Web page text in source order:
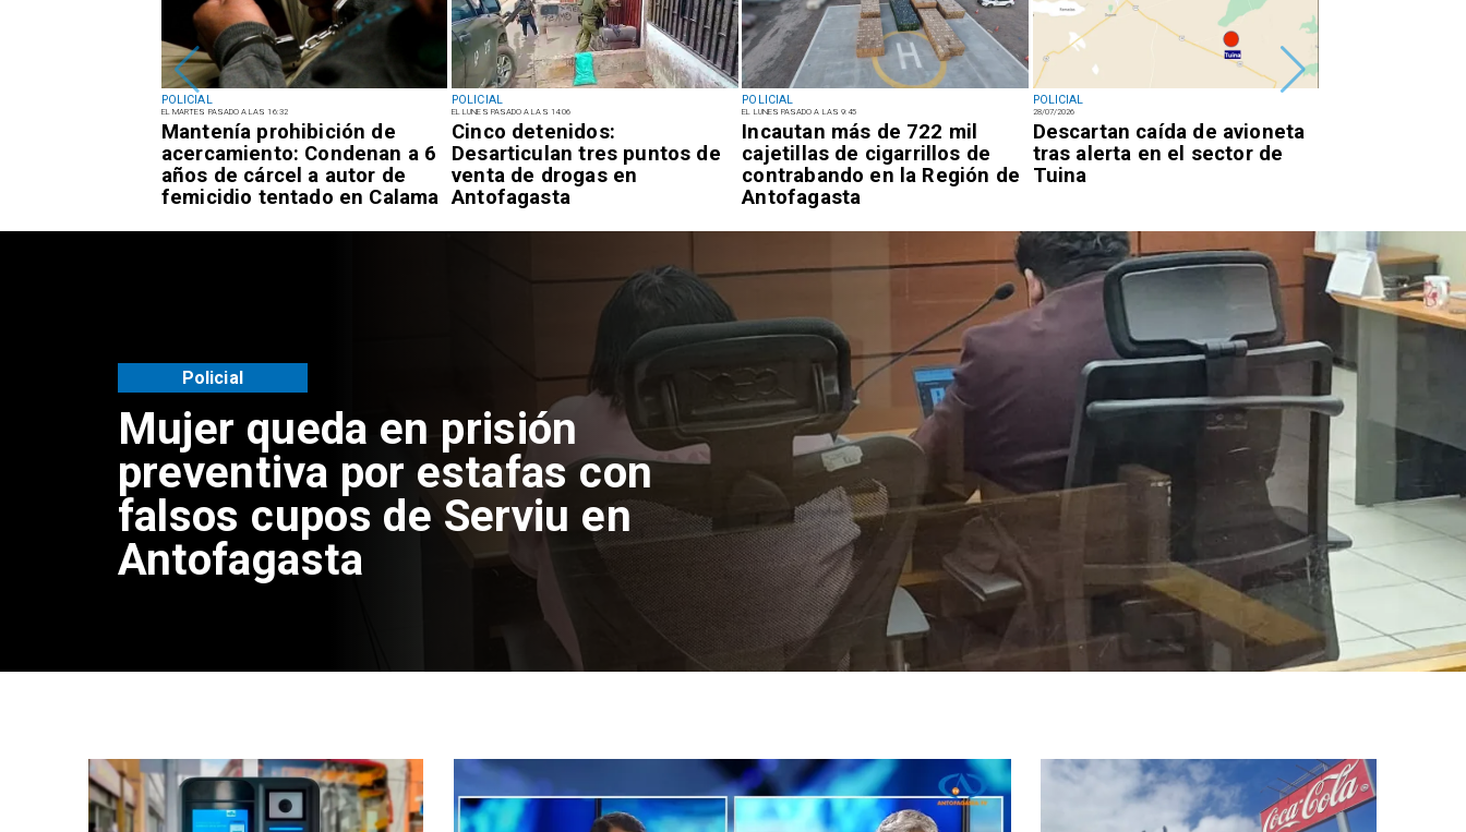
POLICIAL
EL MARTES PASADO A LAS 16:32
Mantenía prohibición de
acercamiento: Condenan a 6
años de cárcel a autor de
femicidio tentado en Calama
POLICIAL
EL LUNES PASADO A LAS 14:06
Cinco detenidos:
Desarticulan tres puntos de
venta de drogas en
Antofagasta
POLICIAL
EL LUNES PASADO A LAS 9:45
Incautan más de 722 mil
cajetillas de cigarrillos de
contrabando en la Región de
Antofagasta
POLICIAL
28/07/2026
Descartan caída de avioneta
tras alerta en el sector de
Tuina
Mujer queda en prisión
preventiva por estafas con
falsos cupos de Serviu en
Antofagasta
Policial